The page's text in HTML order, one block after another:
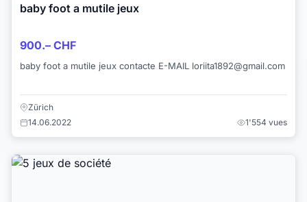
baby foot a mutile jeux
900.– CHF
baby foot a mutile jeux contacte E-MAIL loriita1892@gmail.com
Zürich
14.06.2022
1'554 vues